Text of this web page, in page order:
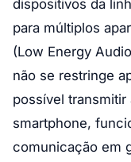
dispositivos da
para múltiplos
(Low Energy
não se restringe
possível
smartphone,
comunicação em